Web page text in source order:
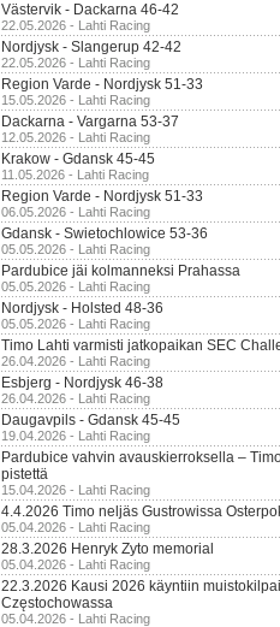
Västervik - Dackarna 46-42
22.05.2026 - Lahti Racing
Nordjysk - Slangerup 42-42
22.05.2026 - Lahti Racing
Region Varde - Nordjysk 51-33
15.05.2026 - Lahti Racing
Dackarna - Vargarna 53-37
12.05.2026 - Lahti Racing
Krakow - Gdansk 45-45
11.05.2026 - Lahti Racing
Region Varde - Nordjysk 51-33
06.05.2026 - Lahti Racing
Gdansk - Swietochlowice 53-36
05.05.2026 - Lahti Racing
Pardubice jäi kolmanneksi Prahassa
05.05.2026 - Lahti Racing
Nordjysk - Holsted 48-36
05.05.2026 - Lahti Racing
Timo Lahti varmisti jatkopaikan SEC
26.04.2026 - Lahti Racing
Esbjerg - Nordjysk 46-38
26.04.2026 - Lahti Racing
Daugavpils - Gdansk 45-45
19.04.2026 - Lahti Racing
Pardubice vahvin avauskierroksella –
pistettä
15.04.2026 - Lahti Racing
4.4.2026 Timo neljäs Gustrowissa
05.04.2026 - Lahti Racing
28.3.2026 Henryk Zyto memorial
05.04.2026 - Lahti Racing
22.3.2026 Kausi 2026 käyntiin
Częstochowassa
05.04.2026 - Lahti Racing